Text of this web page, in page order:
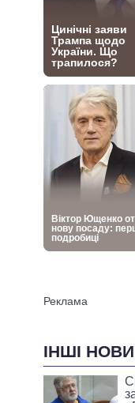
ІНШІ